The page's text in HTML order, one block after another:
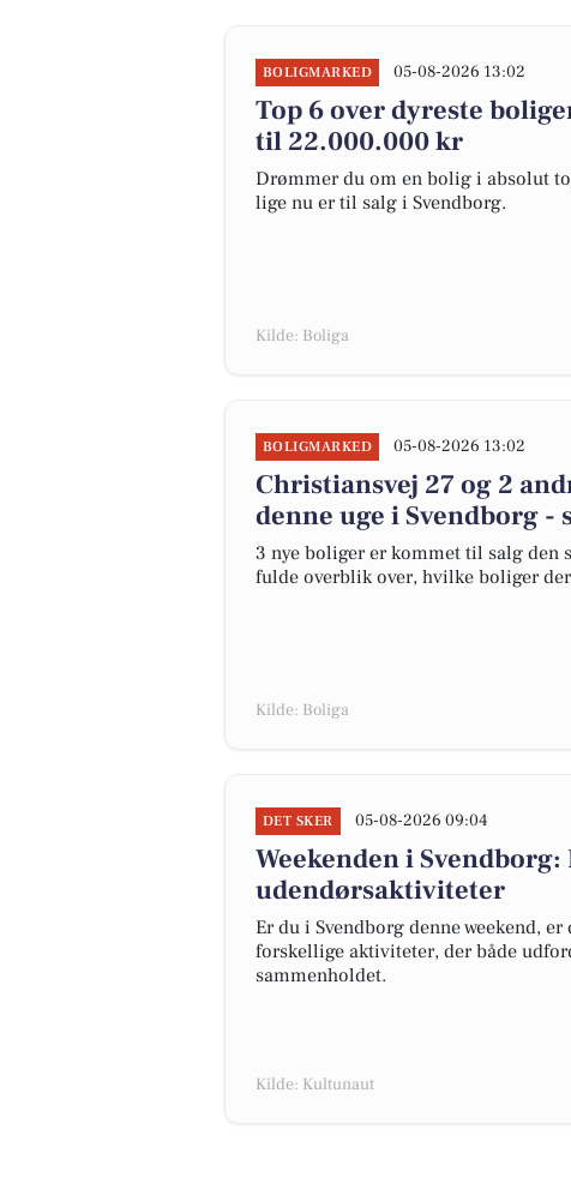
BOLIGMARKED 05-08-2026 13:02
Top 6 over dyreste
til 22.000.000 kr
Drømmer du om en bolig i absolut
lige nu er til salg i Svendborg.
Kilde: Boliga
BOLIGMARKED 05-08-2026 13:02
Christiansvej 27 og 2
denne uge i Svendborg -
3 nye boliger er kommet til salg den
fulde overblik over, hvilke boliger
Kilde: Boliga
DET SKER 05-08-2026 09:04
Weekenden i
udendørsaktiviteter
Er du i Svendborg denne weekend,
forskellige aktiviteter, der både
sammenholdet.
Kilde: Kultunaut